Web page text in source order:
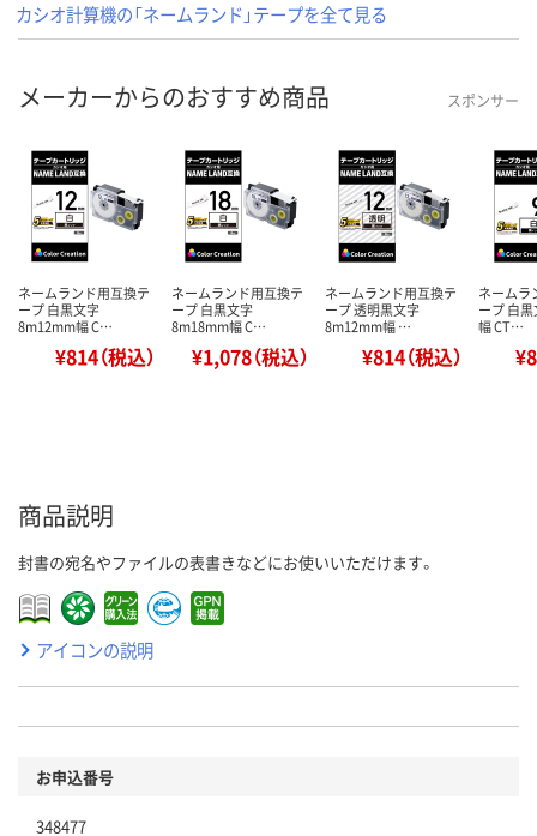
カシオ計算機の「ネームランド」テープを全て見る
メーカーからのおすすめ商品 スポンサー
ネームランド用互換テ
ープ 白黒文字
8m12mm幅 C…
¥814（税込）
ネームランド用互換テ
ープ 白黒文字
8m18mm幅 C…
¥1,078（税込）
ネームランド用互換テ
ープ 透明黒文字
8m12mm幅 …
¥814（税込）
ネームラ
ープ 白
幅 CT…
商品説明
封書の宛名やファイルの表書きなどにお使いいただけます。
アイコンの説明
お申込番号
348477